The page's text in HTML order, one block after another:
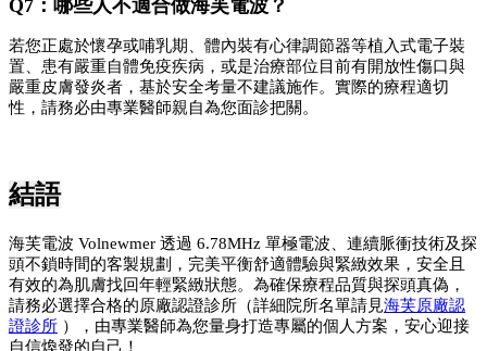
Q7：哪些人不適合做海芙電波？
若您正處於懷孕或哺乳期、體內裝有心律調節器等植入式電子裝
置、患有嚴重自體免疫疾病，或是治療部位目前有開放性傷口與
嚴重皮膚發炎者，基於安全考量不建議施作。實際的療程適切
性，請務必由專業醫師親自為您面診把關。
結語
海芙電波 Volnewmer 透過 6.78MHz 單極電波、連續脈衝技術及探
頭不鎖時間的客製規劃，完美平衡舒適體驗與緊緻效果，安全且
有效的為肌膚找回年輕緊緻狀態。為確保療程品質與探頭真偽，
請務必選擇合格的原廠認證診所（詳細院所名單請見海芙原廠認
證診所 ），由專業醫師為您量身打造專屬的個人方案，安心迎接
自信煥發的自己！